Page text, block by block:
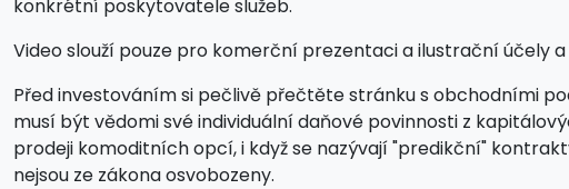
konkrétní poskytovatele služeb.
Video slouží pouze pro komerční prezentaci a ilustrační účely
Před investováním si pečlivě přečtěte stránku s obchodními
musí být vědomi své individuální daňové povinnosti z
prodeji komoditních opcí, i když se nazývají "predikční"
nejsou ze zákona osvobozeny.